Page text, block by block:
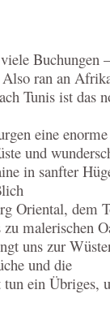
Buchungen
ran an
Tunis ist das
eine
und
in sanfter
Oriental, dem
malerischen
uns zur
und die
ein Übriges,